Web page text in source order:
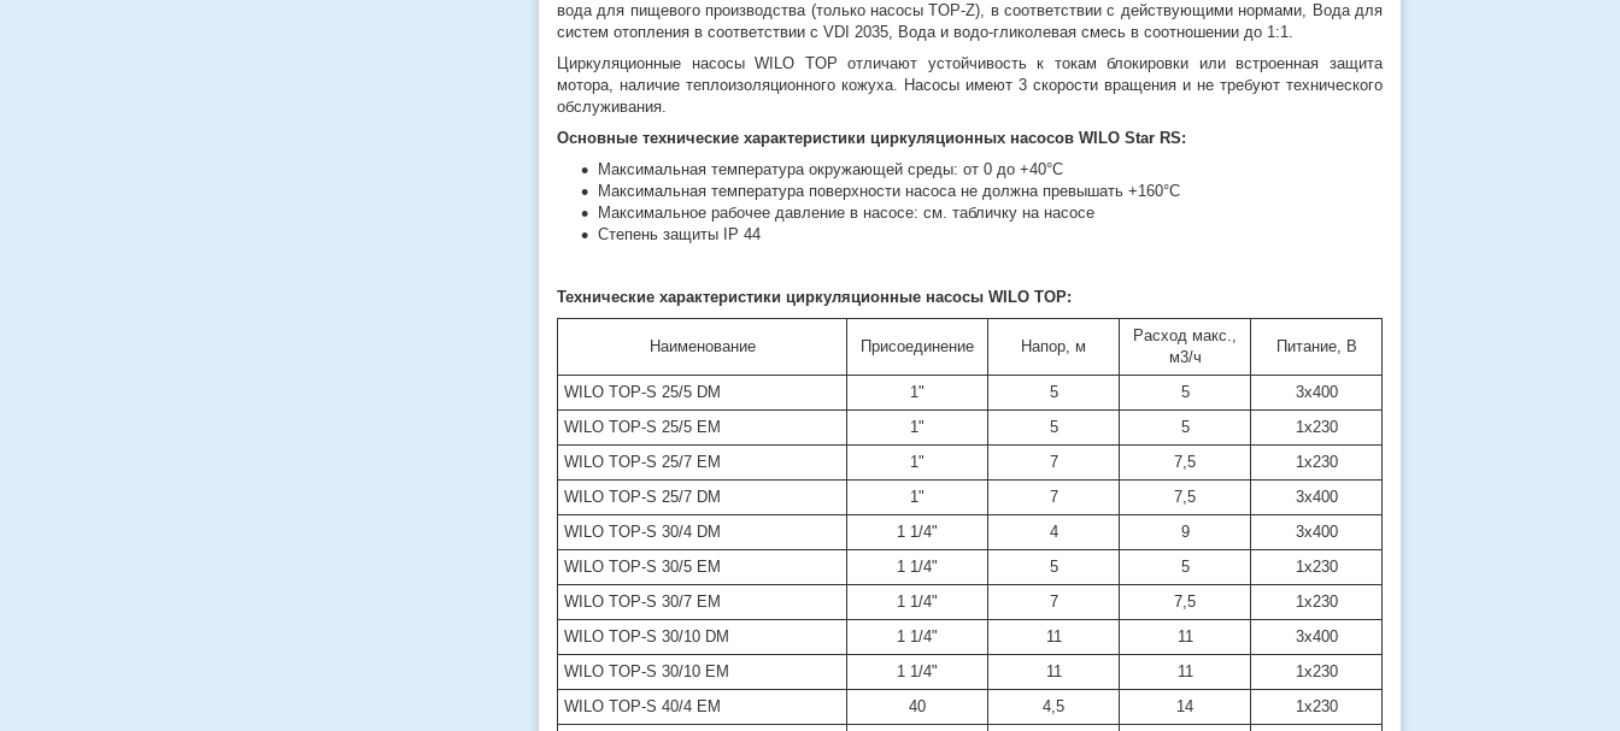
вода для пищевого производства (только насосы TOP-Z), в соответствии с действующими нормами, Вода для
систем отопления в соответствии с VDI 2035, Вода и водо-гликолевая смесь в соотношении до 1:1.
Циркуляционные насосы WILO TOP отличают устойчивость к токам блокировки или встроенная защита
мотора, наличие теплоизоляционного кожуха. Насосы имеют 3 скорости вращения и не требуют технического
обслуживания.
Основные технические характеристики циркуляционных насосов WILO Star RS:
Максимальная температура окружающей среды: от 0 до +40°C
Максимальная температура поверхности насоса не должна превышать +160°C
Максимальное рабочее давление в насосе: см. табличку на насосе
Степень защиты IP 44
Технические характеристики циркуляционные насосы WILO TOP:
Наименование Присоединение Напор, м
Расход макс.,
м3/ч
Питание, В
WILO TOP-S 25/5 DM 1" 5 5
3х400
WILO TOP-S 25/5 EM
1" 5 5
1х230
WILO TOP-S 25/7 EM
1" 7 7,5
1х230
WILO TOP-S 25/7 DM
1" 7 7,5
3х400
WILO TOP-S 30/4 DM
1 1/4" 4 9
3х400
WILO TOP-S 30/5 EM
1 1/4" 5 5
1х230
WILO TOP-S 30/7 EM
1 1/4" 7 7,5
1х230
WILO TOP-S 30/10 DM
1 1/4" 11 11
3х400
WILO TOP-S 30/10 EM
1 1/4" 11 11
1х230
WILO TOP-S 40/4 EM
40 4,5 14
1х230